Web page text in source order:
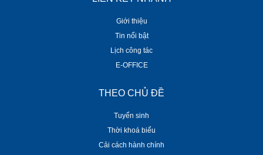
Giới thiệu
Tin nổi bật
Lịch công tác
E-OFFICE
THEO CHỦ ĐỀ
Tuyển sinh
Thời khoá biểu
Cải cách hành chính